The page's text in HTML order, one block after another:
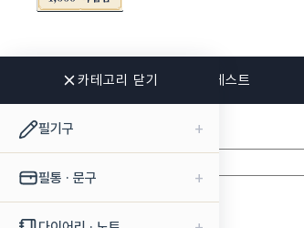
카테고리 닫기
필기구 +
필통 · 문구 +
신상품 베스트